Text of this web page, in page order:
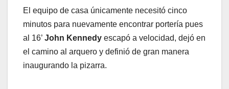
El equipo de casa únicamente necesitó cinco
minutos para nuevamente encontrar portería pues
al 16’ John Kennedy escapó a velocidad, dejó en
el camino al arquero y definió de gran manera
inaugurando la pizarra.